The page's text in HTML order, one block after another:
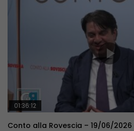
01:36:12
Conto alla Rovescia – 19/06/2026